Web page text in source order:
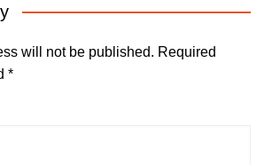
will not be published. Required
*